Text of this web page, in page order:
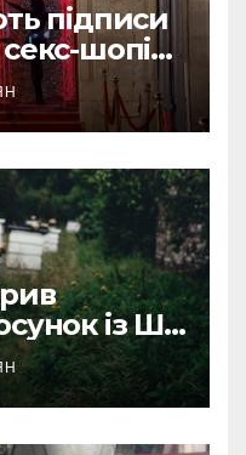
підписи
шопів
із ШІ-